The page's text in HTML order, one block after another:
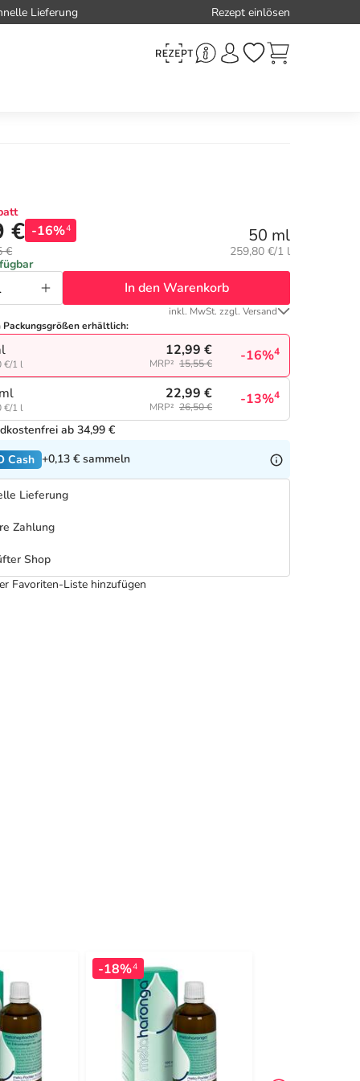
Lieferung Rezept einlösen
€ -16%4
€
50 ml
Grundpreis:
259,80 €/1 l
In den Warenkorb
inkl. MwSt. zzgl. Versand
Packungsgrößen erhältlich:
€/1 l
12,99 €
MRP² 15,55 € -16%4
€/1 l
22,99 €
MRP² 26,50 € -13%4
ab 34,99 €
Cash +0,13 € sammeln
Lieferung
Zahlung
Shop
Favoriten-Liste hinzufügen
-18%4